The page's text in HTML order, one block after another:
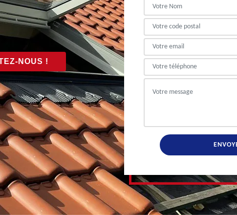
NOUS !